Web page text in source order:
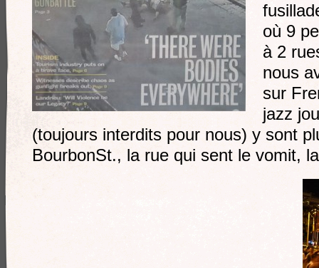
où 9
à 2
nous
sur
jazz
(toujours interdits pour nous) y sont
BourbonSt., la rue qui sent le vomit,